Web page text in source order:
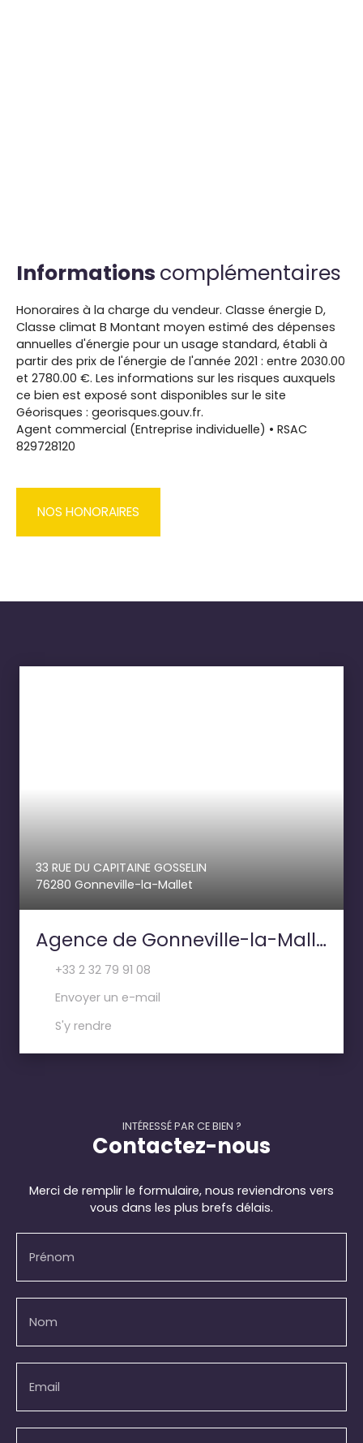
Informations complémentaires
Honoraires à la charge du vendeur. Classe énergie D,
Classe climat B Montant moyen estimé des dépenses
annuelles d'énergie pour un usage standard, établi à
partir des prix de l'énergie de l'année 2021 : entre 2030.00
et 2780.00 €. Les informations sur les risques auxquels
ce bien est exposé sont disponibles sur le site
Géorisques : georisques.gouv.fr.
Agent commercial (Entreprise individuelle) • RSAC
829728120
NOS HONORAIRES
33 RUE DU CAPITAINE GOSSELIN
76280 Gonneville-la-Mallet
Agence de Gonneville-la-Mallet- PAILLETTE IMMOBILIER
+33 2 32 79 91 08
Envoyer un e-mail
S'y rendre
INTÉRESSÉ PAR CE BIEN ?
Contactez-nous
Merci de remplir le formulaire, nous reviendrons vers
vous dans les plus brefs délais.
Prénom
Nom
Email